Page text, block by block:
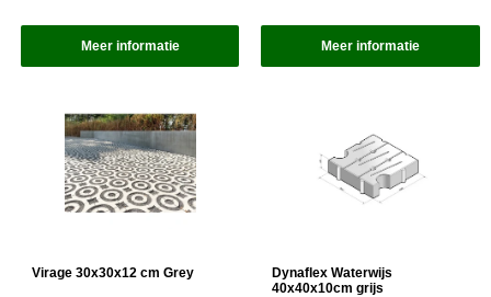
Meer informatie Meer informatie
Virage 30x30x12 cm Grey
Dynaflex Waterwijs
40x40x10cm grijs